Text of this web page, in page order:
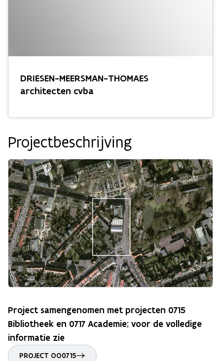
DRIESEN-MEERSMAN-THOMAES
architecten cvba
Projectbeschrijving
Project samengenomen met projecten 0715
Bibliotheek en 0717 Academie; voor de volledige
informatie zie
PROJECT OO0715